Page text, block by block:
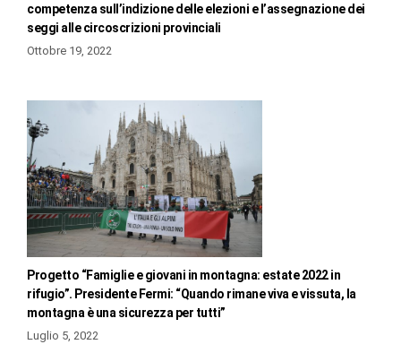
competenza sull’indizione delle elezioni e l’assegnazione dei
seggi alle circoscrizioni provinciali
Ottobre 19, 2022
Progetto “Famiglie e giovani in montagna: estate 2022 in
rifugio”. Presidente Fermi: “Quando rimane viva e vissuta, la
montagna è una sicurezza per tutti”
Luglio 5, 2022